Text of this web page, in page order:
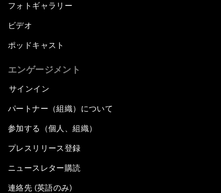
フォトギャラリー
ビデオ
ポッドキャスト
エンゲージメント
サインイン
パートナー（組織）について
参加する（個人、組織）
プレスリリース登録
ニュースレター購読
連絡先 (英語のみ)